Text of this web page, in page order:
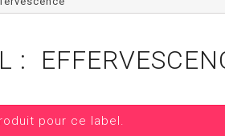
:
pour ce label.